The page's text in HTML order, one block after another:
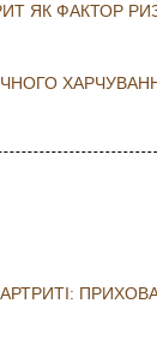
ЯК ФАКТОР